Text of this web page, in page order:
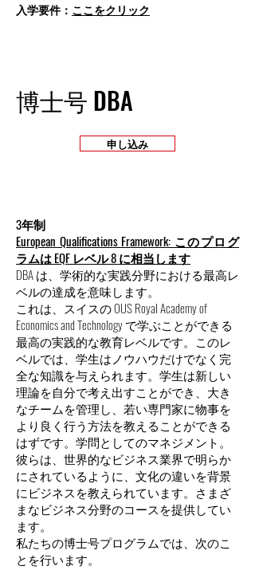
入学要件： ここをクリック
博士号 DBA
申し込み
3年制
European Qualifications Framework: このプログ
ラムは EQF レベル 8 に相当します
DBA は、学術的な実践分野における最高レ
ベルの達成を意味します。
これは、スイスの OUS Royal Academy of
Economics and Technology で学ぶことができる
最高の実践的な教育レベルです。このレ
ベルでは、学生はノウハウだけでなく完
全な知識を与えられます。学生は新しい
理論を自分で考え出すことができ、大き
なチームを管理し、若い専門家に物事を
より良く行う方法を教えることができる
はずです。学問としてのマネジメント。
彼らは、世界的なビジネス業界で明らか
にされているように、文化の違いを背景
にビジネスを教えられています。さまざ
まなビジネス分野のコースを提供してい
ます。
私たちの博士号プログラムでは、次のこ
とを行います。